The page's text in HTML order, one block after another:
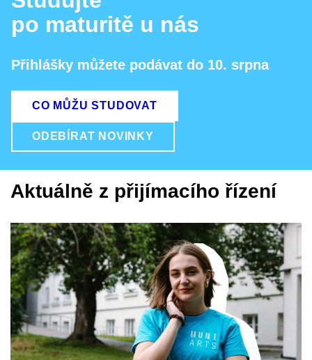
po maturitě u nás
Přihlášky můžete podávat do 10. srpna
CO MŮŽU STUDOVAT
ODEBÍRAT NOVINKY
Aktuálně z přijímacího řízení